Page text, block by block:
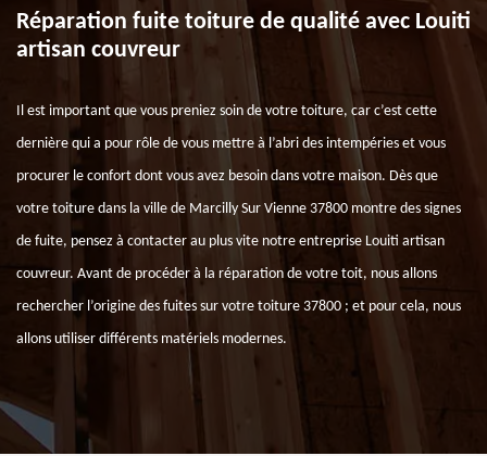
Réparation fuite toiture de qualité avec Louiti
artisan couvreur
Il est important que vous preniez soin de votre toiture, car c’est cette
dernière qui a pour rôle de vous mettre à l’abri des intempéries et vous
procurer le confort dont vous avez besoin dans votre maison. Dès que
votre toiture dans la ville de Marcilly Sur Vienne 37800 montre des signes
de fuite, pensez à contacter au plus vite notre entreprise Louiti artisan
couvreur. Avant de procéder à la réparation de votre toit, nous allons
rechercher l’origine des fuites sur votre toiture 37800 ; et pour cela, nous
allons utiliser différents matériels modernes.